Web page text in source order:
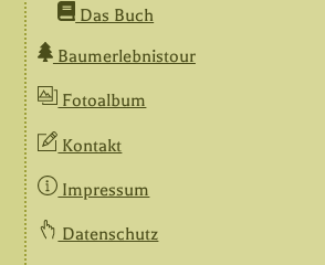
Das Buch
Baumerlebnistour
Fotoalbum
Kontakt
Impressum
Datenschutz